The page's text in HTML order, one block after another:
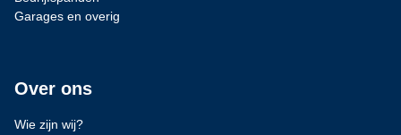
Garages en overig
Over ons
Wie zijn wij?